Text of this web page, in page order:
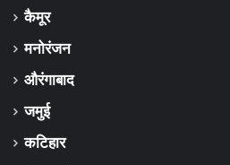
कैमूर
मनोरंजन
औरंगाबाद
जमुई
कटिहार